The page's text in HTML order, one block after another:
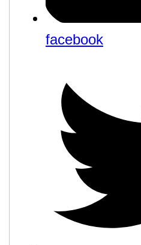
facebook